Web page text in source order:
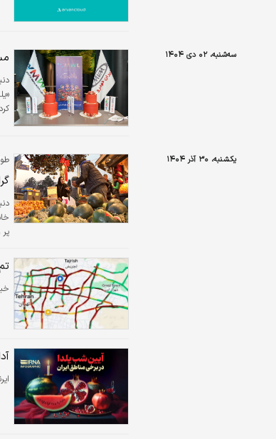
سه‌شنبه، ۰۲ دی ۱۴۰۴
یکشنبه، ۳۰ آذر ۱۴۰۴